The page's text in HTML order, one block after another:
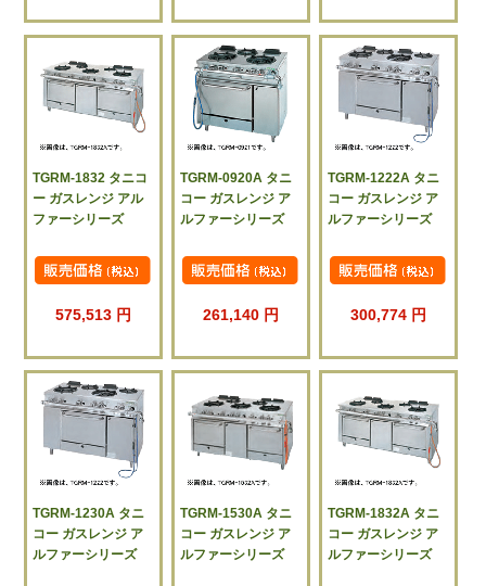
TGRM-1832 タニコ
ー ガスレンジ アル
ファーシリーズ
575,513 円
TGRM-0920A タニ
コー ガスレンジ ア
ルファーシリーズ
261,140 円
TGRM-1222A タニ
コー ガスレンジ ア
ルファーシリーズ
300,774 円
TGRM-1230A タニ
コー ガスレンジ ア
ルファーシリーズ
TGRM-1530A タニ
コー ガスレンジ ア
ルファーシリーズ
TGRM-1832A タニ
コー ガスレンジ ア
ルファーシリーズ